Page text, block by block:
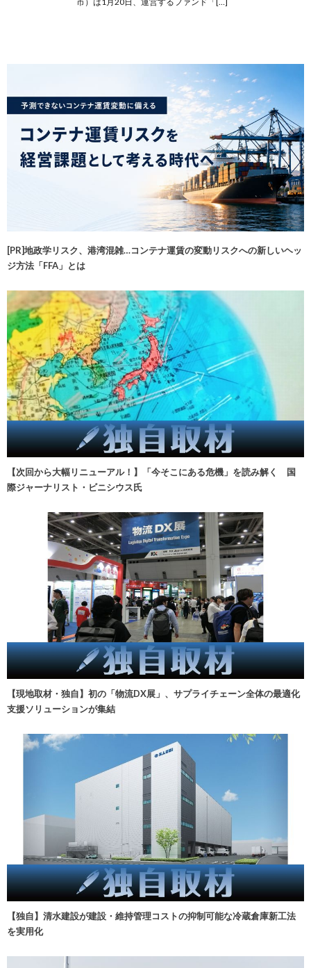
[PR]地政学リスク、港湾混雑…コンテナ運賃の変動リスクへの新しいヘッ
ジ方法「FFA」とは
【次回から大幅リニューアル！】「今そこにある危機」を読み解く 国
際ジャーナリスト・ビニシウス氏
【現地取材・独自】初の「物流DX展」、サプライチェーン全体の最適化
支援ソリューションが集結
【独自】清水建設が建設・維持管理コストの抑制可能な冷蔵倉庫新工法
を実用化